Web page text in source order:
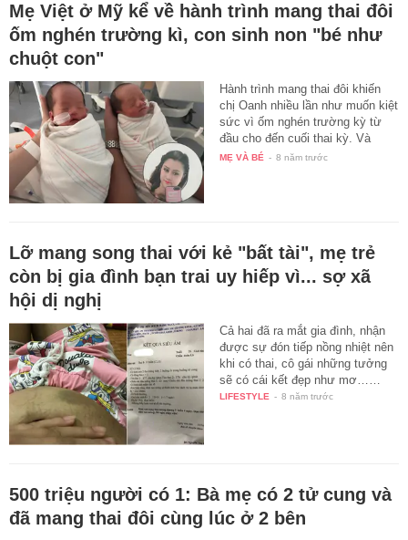
Mẹ Việt ở Mỹ kể về hành trình mang thai đôi
ốm nghén trường kì, con sinh non "bé như
chuột con"
Hành trình mang thai đôi khiến
chị Oanh nhiều lần như muốn kiệt
sức vì ốm nghén trường kỳ từ
đầu cho đến cuối thai kỳ. Và
hiện…
MẸ VÀ BÉ - 8 năm trước
Lỡ mang song thai với kẻ "bất tài", mẹ trẻ
còn bị gia đình bạn trai uy hiếp vì... sợ xã
hội dị nghị
Cả hai đã ra mắt gia đình, nhận
được sự đón tiếp nồng nhiệt nên
khi có thai, cô gái những tưởng
sẽ có cái kết đẹp như mơ……
LIFESTYLE - 8 năm trước
500 triệu người có 1: Bà mẹ có 2 tử cung và
đã mang thai đôi cùng lúc ở 2 bên